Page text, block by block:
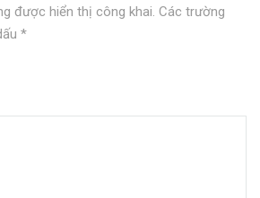
được hiển thị công khai. Các trường
*